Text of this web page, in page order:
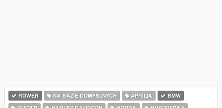
ROWER NA BAZIE DOMYŚLNYCH APRILIA
BMW